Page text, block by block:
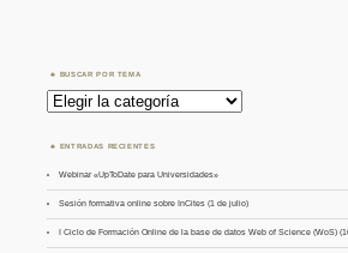
BUSCAR POR TEMA
Buscar
por
Tema
ENTRADAS RECIENTES
Webinar «UpToDate para Universidades»
Sesión formativa online sobre InCites (1 de julio)
I Ciclo de Formación Online de la base de datos Web of Science (WoS)